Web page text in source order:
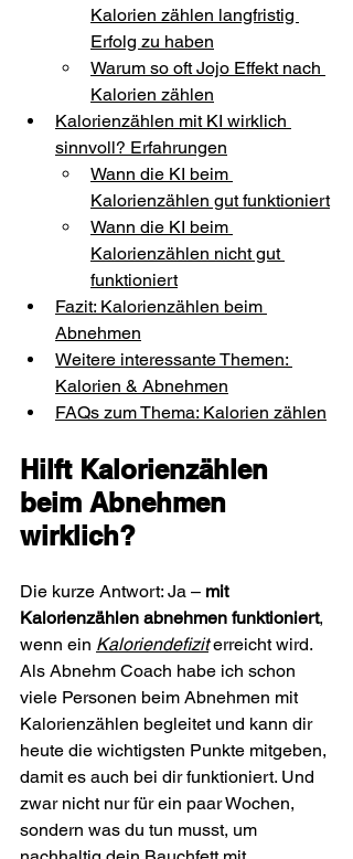
Kalorien zählen langfristig
Erfolg zu haben
Warum so oft Jojo Effekt nach
Kalorien zählen
Kalorienzählen mit KI wirklich
sinnvoll? Erfahrungen
Wann die KI beim
Kalorienzählen gut funktioniert
Wann die KI beim
Kalorienzählen nicht gut
funktioniert
Fazit: Kalorienzählen beim
Abnehmen
Weitere interessante Themen:
Kalorien & Abnehmen
FAQs zum Thema: Kalorien zählen
Hilft Kalorienzählen
beim Abnehmen
wirklich?
Die kurze Antwort: Ja – mit
Kalorienzählen abnehmen funktioniert,
wenn ein Kaloriendefizit erreicht wird.
Als Abnehm Coach habe ich schon
viele Personen beim Abnehmen mit
Kalorienzählen begleitet und kann dir
heute die wichtigsten Punkte mitgeben,
damit es auch bei dir funktioniert. Und
zwar nicht nur für ein paar Wochen,
sondern was du tun musst, um